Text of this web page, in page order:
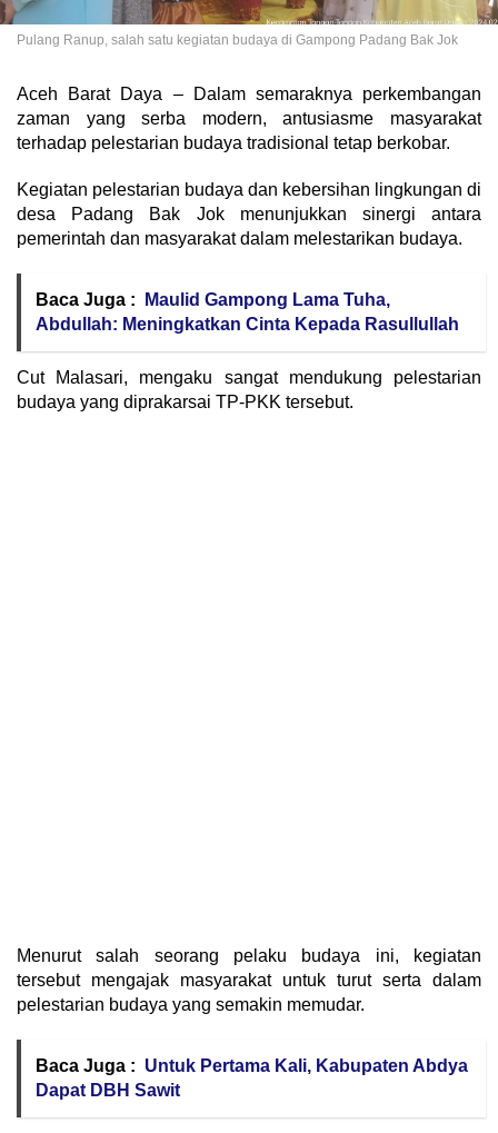
Pulang Ranup, salah satu kegiatan budaya di Gampong Padang Bak Jok
Aceh Barat Daya – Dalam semaraknya perkembangan
zaman yang serba modern, antusiasme masyarakat
terhadap pelestarian budaya tradisional tetap berkobar.
Kegiatan pelestarian budaya dan kebersihan lingkungan di
desa Padang Bak Jok menunjukkan sinergi antara
pemerintah dan masyarakat dalam melestarikan budaya.
Baca Juga :
Maulid Gampong Lama Tuha,
Abdullah: Meningkatkan Cinta Kepada Rasullullah
Cut Malasari, mengaku sangat mendukung pelestarian
budaya yang diprakarsai TP-PKK tersebut.
Menurut salah seorang pelaku budaya ini, kegiatan
tersebut mengajak masyarakat untuk turut serta dalam
pelestarian budaya yang semakin memudar.
Baca Juga : Untuk Pertama Kali, Kabupaten Abdya
Dapat DBH Sawit